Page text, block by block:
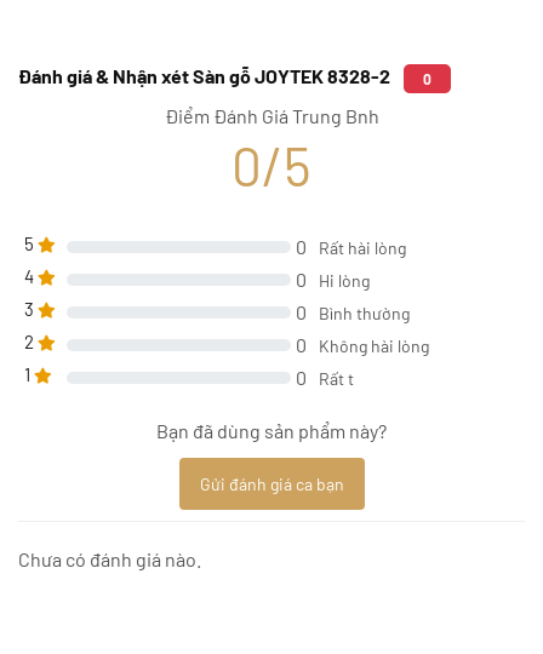
Đánh giá & Nhận xét Sàn gỗ JOYTEK 8328-2 0
Điểm Đánh Giá Trung Bnh
0/5
5 0 Rất hài lòng
4 0 Hi lòng
3 0 Bình thường
2 0 Không hài lòng
1 0 Rất t
Bạn đã dùng sản phẩm này?
Gửi đánh giá ca bạn
Chưa có đánh giá nào.